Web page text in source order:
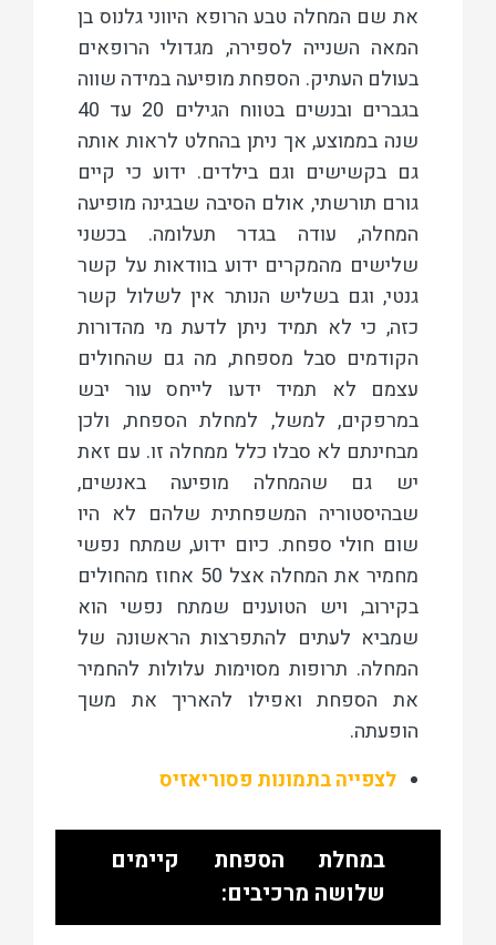
את שם המחלה טבע הרופא היווני גלנוס בן
המאה השנייה לספירה, מגדולי הרופאים
בעולם העתיק. הספחת מופיעה במידה שווה
בגברים ובנשים בטווח הגילים 20 עד 40
שנה בממוצע, אך ניתן בהחלט לראות אותה
גם בקשישים וגם בילדים. ידוע כי קיים
גורם תורשתי, אולם הסיבה שבגינה מופיעה
המחלה, עודה בגדר תעלומה. בכשני
שלישים מהמקרים ידוע בוודאות על קשר
גנטי, וגם בשליש הנותר אין לשלול קשר
כזה, כי לא תמיד ניתן לדעת מי מהדורות
הקודמים סבל מספחת, מה גם שהחולים
עצמם לא תמיד ידעו לייחס עור יבש
במרפקים, למשל, למחלת הספחת, ולכן
מבחינתם לא סבלו כלל ממחלה זו. עם זאת
יש גם שהמחלה מופיעה באנשים,
שבהיסטוריה המשפחתית שלהם לא היו
שום חולי ספחת. כיום ידוע, שמתח נפשי
מחמיר את המחלה אצל 50 אחוז מהחולים
בקירוב, ויש הטוענים שמתח נפשי הוא
שמביא לעתים להתפרצות הראשונה של
המחלה. תרופות מסוימות עלולות להחמיר
את הספחת ואפילו להאריך את משך
הופעתה.
לצפייה בתמונות פסוריאזיס
במחלת הספחת קיימים
שלושה מרכיבים: